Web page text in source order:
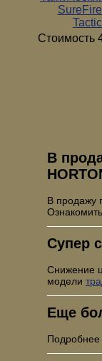
Стоимость
В
В продажу
Супер
Снижение
модели
Еще